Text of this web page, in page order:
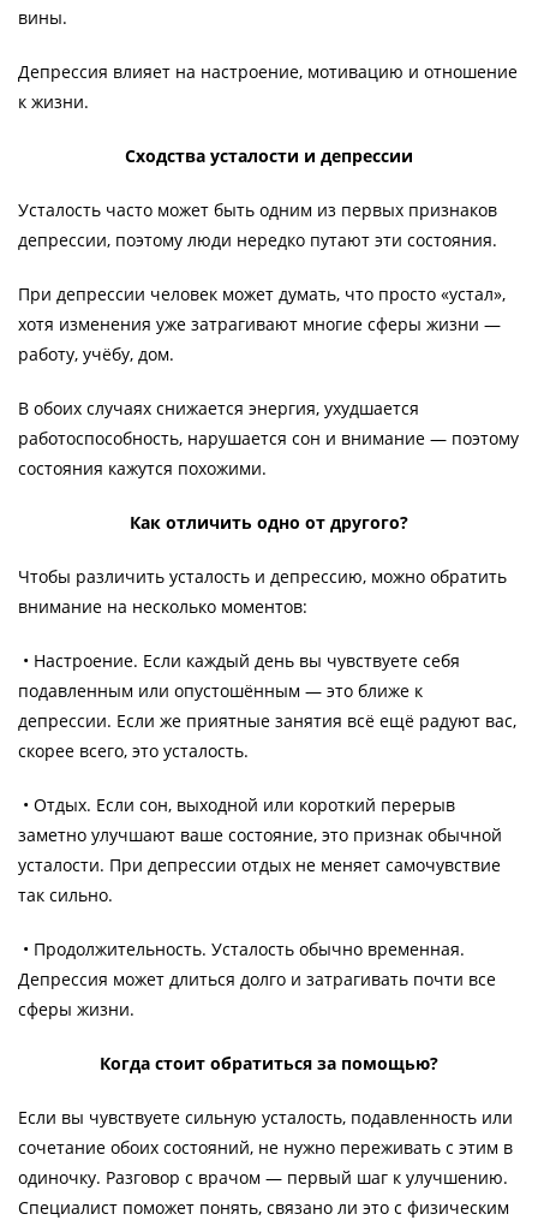
вины.
Депрессия влияет на настроение, мотивацию и отношение
к жизни.
Сходства усталости и депрессии
Усталость часто может быть одним из первых признаков
депрессии, поэтому люди нередко путают эти состояния.
При депрессии человек может думать, что просто «устал»,
хотя изменения уже затрагивают многие сферы жизни —
работу, учёбу, дом.
В обоих случаях снижается энергия, ухудшается
работоспособность, нарушается сон и внимание — поэтому
состояния кажутся похожими.
Как отличить одно от другого?
Чтобы различить усталость и депрессию, можно обратить
внимание на несколько моментов:
• Настроение. Если каждый день вы чувствуете себя
подавленным или опустошённым — это ближе к
депрессии. Если же приятные занятия всё ещё радуют вас,
скорее всего, это усталость.
• Отдых. Если сон, выходной или короткий перерыв
заметно улучшают ваше состояние, это признак обычной
усталости. При депрессии отдых не меняет самочувствие
так сильно.
• Продолжительность. Усталость обычно временная.
Депрессия может длиться долго и затрагивать почти все
сферы жизни.
Когда стоит обратиться за помощью?
Если вы чувствуете сильную усталость, подавленность или
сочетание обоих состояний, не нужно переживать с этим в
одиночку. Разговор с врачом — первый шаг к улучшению.
Специалист поможет понять, связано ли это с физическим